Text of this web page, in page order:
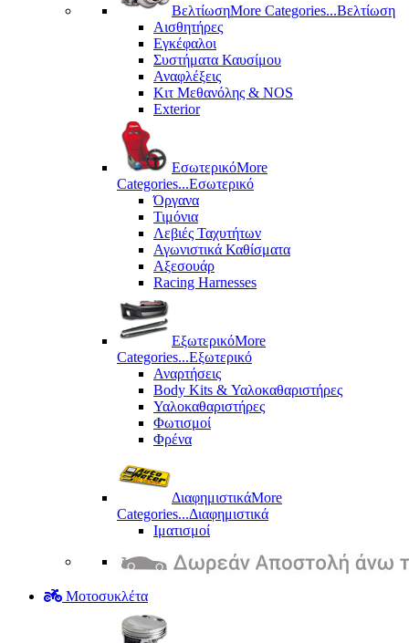
ΒελτίωσηMore Categories...Βελτίωση
Αισθητήρες
Εγκέφαλοι
Συστήματα Καυσίμου
Αναφλέξεις
Κιτ Μεθανόλης & ΝΟS
Exterior
ΕσωτερικόMore
Categories...Εσωτερικό
Όργανα
Τιμόνια
Λεβιές Ταχυτήτων
Αγωνιστικά Καθίσματα
Αξεσουάρ
Racing Harnesses
ΕξωτερικόMore
Categories...Εξωτερικό
Αναρτήσεις
Body Kits & Υαλοκαθαριστήρες
Υαλοκαθαριστήρες
Φωτισμοί
Φρένα
ΔιαφημιστικάMore
Categories...Διαφημιστικά
Ιματισμοί
Μοτοσυκλέτα